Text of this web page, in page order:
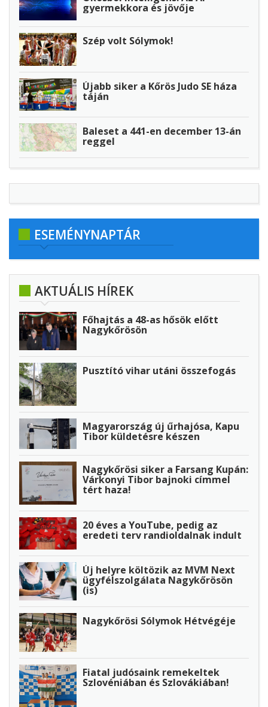
gyermekkora és jövője
Szép volt Sólymok!
Újabb siker a Kőrös Judo SE háza
táján
Baleset a 441-en december 13-án
reggel
ESEMÉNYNAPTÁR
AKTUÁLIS HÍREK
Főhajtás a 48-as hősök előtt
Nagykőrösön
Pusztító vihar utáni összefogás
Magyarország új űrhajósa, Kapu
Tibor küldetésre készen
Nagykőrösi siker a Farsang Kupán:
Várkonyi Tibor bajnoki címmel
tért haza!
20 éves a YouTube, pedig az
eredeti terv randioldalnak indult
Új helyre költözik az MVM Next
ügyfélszolgálata Nagykőrösön
(is)
Nagykőrösi Sólymok Hétvégéje
Fiatal judósaink remekeltek
Szlovéniában és Szlovákiában!